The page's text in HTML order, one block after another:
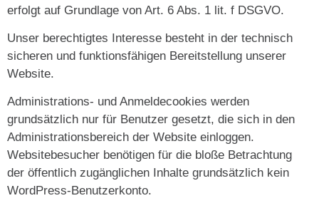
erfolgt auf Grundlage von Art. 6 Abs. 1 lit. f DSGVO.
Unser berechtigtes Interesse besteht in der technisch
sicheren und funktionsfähigen Bereitstellung unserer
Website.
Administrations- und Anmeldecookies werden
grundsätzlich nur für Benutzer gesetzt, die sich in den
Administrationsbereich der Website einloggen.
Websitebesucher benötigen für die bloße Betrachtung
der öffentlich zugänglichen Inhalte grundsätzlich kein
WordPress-Benutzerkonto.